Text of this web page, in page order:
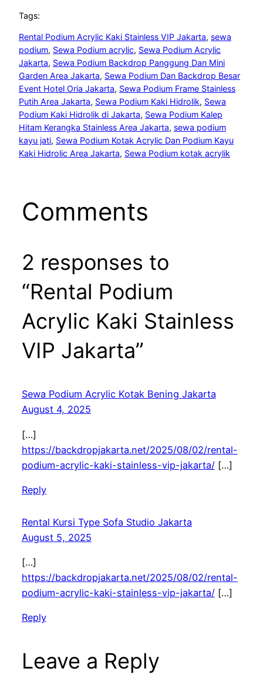
Tags:
Rental Podium Acrylic Kaki Stainless VIP Jakarta, sewa
podium, Sewa Podium acrylic, Sewa Podium Acrylic
Jakarta, Sewa Podium Backdrop Panggung Dan Mini
Garden Area Jakarta, Sewa Podium Dan Backdrop Besar
Event Hotel Oria Jakarta, Sewa Podium Frame Stainless
Putih Area Jakarta, Sewa Podium Kaki Hidrolik, Sewa
Podium Kaki Hidrolik di Jakarta, Sewa Podium Kalep
Hitam Kerangka Stainless Area Jakarta, sewa podium
kayu jati, Sewa Podium Kotak Acrylic Dan Podium Kayu
Kaki Hidrolic Area Jakarta, Sewa Podium kotak acrylik
Comments
2 responses to
“Rental Podium
Acrylic Kaki Stainless
VIP Jakarta”
Sewa Podium Acrylic Kotak Bening Jakarta
August 4, 2025
[…]
https://backdropjakarta.net/2025/08/02/rental-
podium-acrylic-kaki-stainless-vip-jakarta/[…]
Reply
Rental Kursi Type Sofa Studio Jakarta
August 5, 2025
[…]
https://backdropjakarta.net/2025/08/02/rental-
podium-acrylic-kaki-stainless-vip-jakarta/[…]
Reply
Leave a Reply